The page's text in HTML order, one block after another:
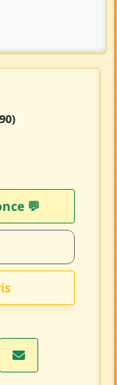
💬​
X